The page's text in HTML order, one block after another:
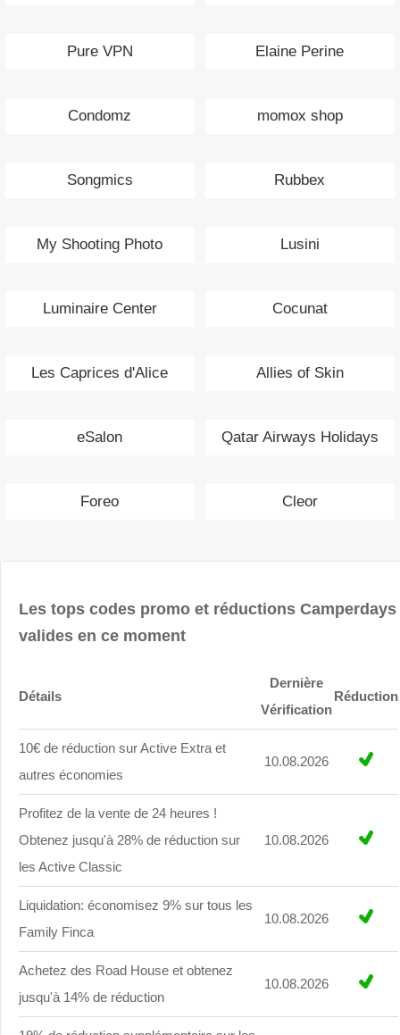
Pure VPN Elaine Perine
Condomz momox shop
Songmics Rubbex
My Shooting Photo Lusini
Luminaire Center Cocunat
Les Caprices d'Alice Allies of Skin
eSalon Qatar Airways Holidays
Foreo Cleor
Les tops codes promo et réductions Camperdays
valides en ce moment
Détails
Dernière
Vérification
Réduction
10€ de réduction sur Active Extra et
autres économies
10.08.2026
Profitez de la vente de 24 heures !
Obtenez jusqu'à 28% de réduction sur
les Active Classic
10.08.2026
Liquidation: économisez 9% sur tous les
Family Finca
10.08.2026
Achetez des Road House et obtenez
jusqu'à 14% de réduction
10.08.2026